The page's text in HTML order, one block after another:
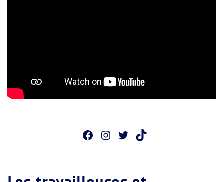
Facebook
Instagram
TwitterTikTok